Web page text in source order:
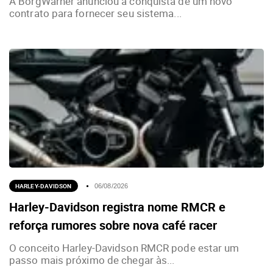
contrato para fornecer seu sistema...
HARLEY-DAVIDSON 06/08/2026
Harley-Davidson registra nome RMCR e
reforça rumores sobre nova café racer
O conceito Harley-Davidson RMCR pode estar um
passo mais próximo de chegar às...